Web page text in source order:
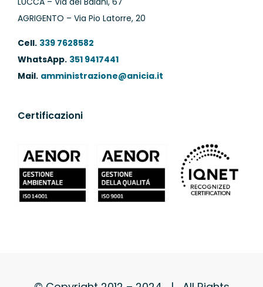
AGRIGENTO – Via Pio Latorre, 20
Cell. 339 7628582
WhatsApp. 351 9417441
Mail. amministrazione@anicia.it
Certificazioni